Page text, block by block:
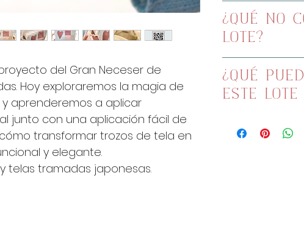
del Gran Neceser de
Hoy exploraremos la magia de
aprenderemos a aplicar
junto con una aplicación fácil de
transformar trozos de tela en
y elegante.
y telas tramadas japonesas.
x6 telas
15x55cm
x1 tela
Tela interior
30x140cm
Cremallera
¿QUÉ NO
LOTE?
Guata en
Guata
Entretela
palitos, el
¿QUÉ
ESTE
proyecto